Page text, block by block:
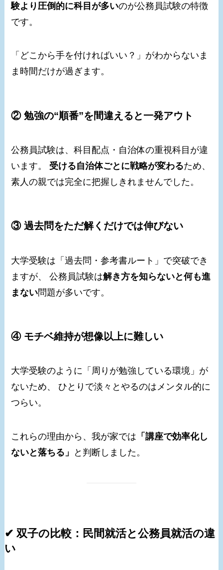
験より圧倒的に科目が多いのが公務員試験の特徴
です。
「どこから手を付ければいい？」がわからないま
ま時間だけが過ぎます。
② 勉強の“順番”を間違えると一発アウト
公務員試験は、科目配点・自治体の重視科目が違
います。 受ける自治体ごとに戦略が変わるため、
素人の親では完全に把握しきれませんでした。
③ 過去問をただ解くだけでは伸びない
大学受験は「過去問・参考書ルート」で突破でき
ますが、 公務員試験は解き方を知らないと何も進
まない問題が多いです。
④ モチベ維持が想像以上に難しい
大学受験のように「周りが勉強している環境」が
ないため、 ひとりで淡々とやるのはメンタル的に
つらい。
これらの理由から、我が家では 「講座で効率化し
ないと落ちる」
と判断しました。
✔ 双子の比較：民間就活と公務員就活の違
い